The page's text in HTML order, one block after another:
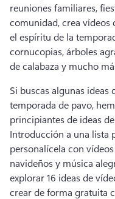
reuniones familiares,
comunidad, crea vídeos
el espíritu de la
cornucopias, árboles
de calabaza y mucho
Si buscas algunas ideas
temporada de pavo,
Introducción a una lista
personalícela con
navideños y música
explorar 16 ideas de
crear de forma gratuita